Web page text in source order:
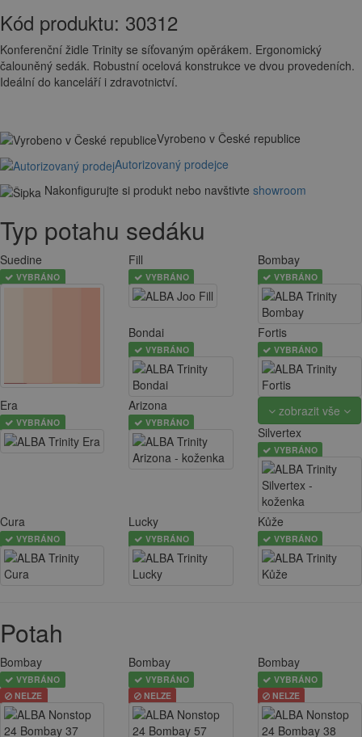
Kód produktu: 30312
Konferenční židle Trinity se síťovaným opěrákem. Ergonomický
čalouněný sedák. Robustní ocelová konstrukce ve dvou provedeních.
Ideální do kanceláří i zdravotnictví.
Vyrobeno v České republice
Autorizovaný prodejce
Nakonfigurujte si produkt nebo navštivte showroom
Typ potahu sedáku
Suedine
VYBRÁNO
Fill
VYBRÁNO
Bombay
VYBRÁNO
Bondai
VYBRÁNO
Fortis
VYBRÁNO
Era
VYBRÁNO
Arizona
VYBRÁNO
zobrazit vše
Silvertex
VYBRÁNO
Cura
VYBRÁNO
Lucky
VYBRÁNO
Kůže
VYBRÁNO
Potah
Bombay
VYBRÁNO
NELZE
Bombay
VYBRÁNO
NELZE
Bombay
VYBRÁNO
NELZE